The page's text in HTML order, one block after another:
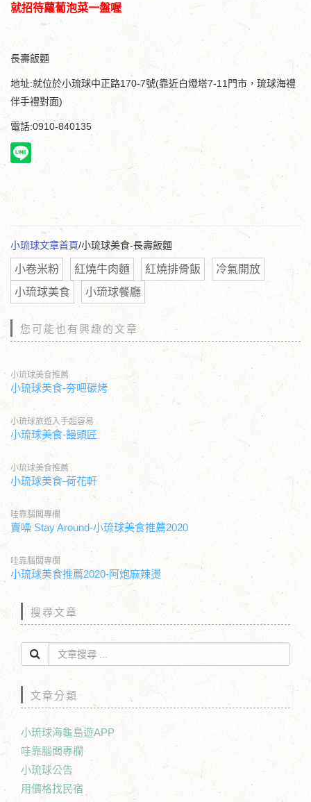
就招待蘿蔔泡菜一盤喔
長壽飯麵
地址:就位於小琉球中正路170-7號(靠近白燈塔7-11門市，琉球海禮
伴手禮對面)
電話:0910-840135
小琉球文章首頁/小琉球美食-長壽飯麵
小卷米粉 紅燒牛肉麵 紅燒排骨飯
冷氣開放
小琉球美食
小琉球餐廳
您可能也有興趣的文章
小琉球美食推薦
小琉球美食-夯吧碳烤
小琉球旅遊入手超容易
小琉球美食-饅頭匠
小琉球美食推薦
小琉球美食-荷花軒
哇靠腦闆專欄
賣噪 Stay Around-小琉球美食推薦2020
哇靠腦闆專欄
小琉球美食推薦2020-阿炮麻辣燙
搜尋文章
文章分類
小琉球海龜島遊APP
哇靠腦闆專欄
小琉球公告
用價格找民宿